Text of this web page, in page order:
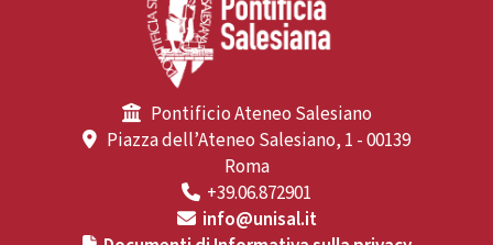
Pontificio Ateneo Salesiano
Piazza dell’Ateneo Salesiano, 1 - 00139
Roma
+39.06.872901
info@unisal.it